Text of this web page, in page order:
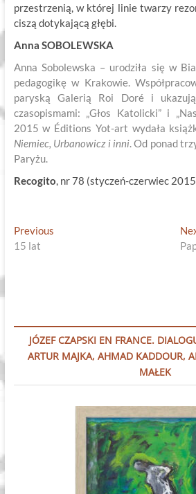
przestrzenią, w której linie twarzy
ciszą dotykającą głębi.
Anna SOBOLEWSKA
Anna Sobolewska – urodziła się w
pedagogikę w Krakowie.
paryską Galerią Roi Doré i
czasopismami: „Głos Katolicki” i
2015 w Éditions Yot-art wydała
Niemiec, Urbanowicz i inni. Od ponad
Paryżu.
Recogito, nr 78 (styczeń-czerwiec
Nawigacja
wpisu
PreviousPrevious
15 lat
JÓZEF CZAPSKI EN FRANCE.
ARTUR MAJKA, AHMAD KADDOUR,
MAŁEK